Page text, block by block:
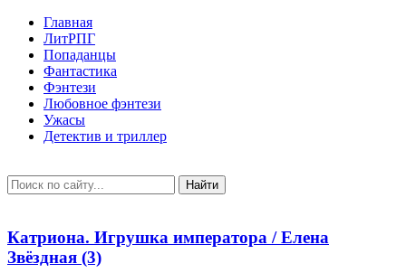
Главная
ЛитРПГ
Попаданцы
Фантастика
Фэнтези
Любовное фэнтези
Ужасы
Детектив и триллер
Найти
Катриона. Игрушка императора / Елена
Звёздная (3)